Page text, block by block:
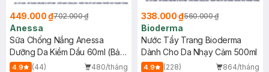
449.000 ₫702.000 ₫
Anessa
Sữa Chống Nắng Anessa
Dưỡng Da Kiềm Dầu 60ml (Bản
Mới)
4.9 (44)
480/tháng
338.000 ₫560.000 ₫
Bioderma
Nước Tẩy Trang Bioderma
Dành Cho Da Nhạy Cảm 500ml
4.9 (228)
864/tháng